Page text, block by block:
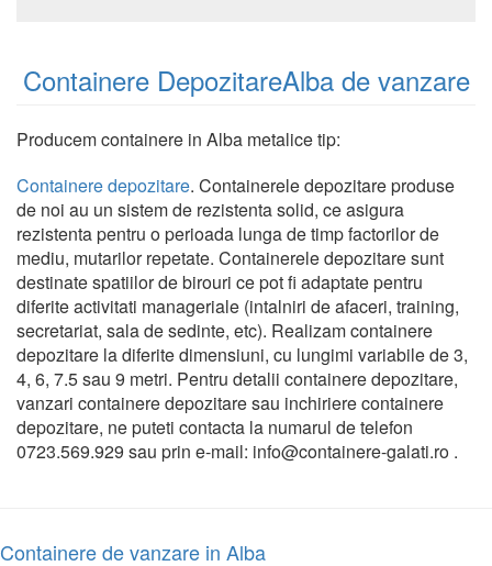
Containere DepozitareAlba de vanzare
Producem containere in Alba metalice tip:
Containere depozitare. Containerele depozitare produse
de noi au un sistem de rezistenta solid, ce asigura
rezistenta pentru o perioada lunga de timp factorilor de
mediu, mutarilor repetate. Containerele depozitare sunt
destinate spatiilor de birouri ce pot fi adaptate pentru
diferite activitati manageriale (intalniri de afaceri, training,
secretariat, sala de sedinte, etc). Realizam containere
depozitare la diferite dimensiuni, cu lungimi variabile de 3,
4, 6, 7.5 sau 9 metri. Pentru detalii containere depozitare,
vanzari containere depozitare sau inchiriere containere
depozitare, ne puteti contacta la numarul de telefon
0723.569.929 sau prin e-mail: info@containere-galati.ro .
Containere de vanzare in Alba